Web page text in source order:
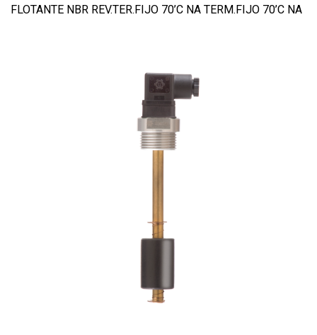
FLOTANTE NBR REV.TER.FIJO 70’C NA TERM.FIJO 70’C NA